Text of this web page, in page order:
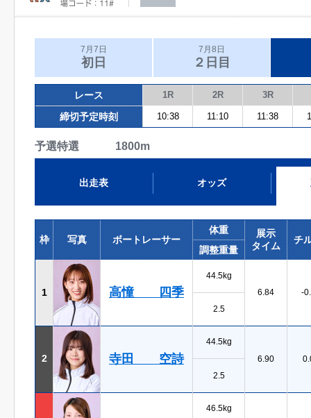
7月7日
初日
7月8日
２日目
レース 1R 2R 3R
締切予定時刻 10:38 11:10 11:38
予選特選 1800m
出走表 オッズ
枠 写真 ボートレーサー
体重
展示
タイム
チ
調整重量
1 高憧 四季
44.5kg
6.84
-
2.5
2 寺田 空詩
44.5kg
6.90
2.5
46.5kg